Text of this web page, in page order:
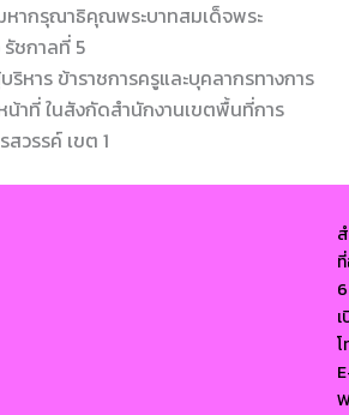
หากรุณาธิคุณพระบาทสมเด็จพระ
รัชกาลที่ 5
หาร ข้าราชการครูและบุคลากรทางการ
น้าที่ ในสังกัดสำนักงานเขตพื้นที่การ
วรรค์ เขต 1